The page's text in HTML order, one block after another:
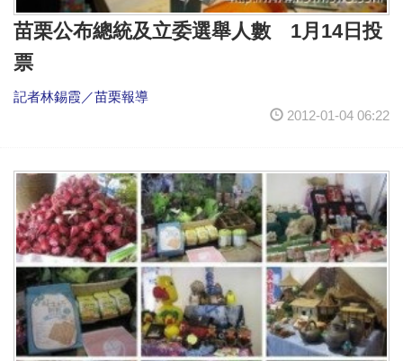
苗栗公布總統及立委選舉人數 1月14日投
票
記者林錫霞／苗栗報導
2012-01-04 06:22